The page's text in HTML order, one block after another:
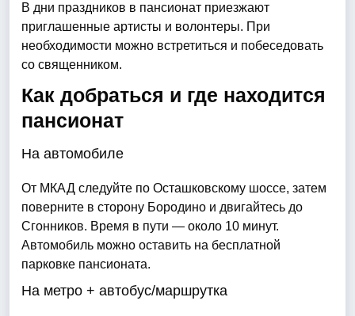
В дни праздников в пансионат приезжают
приглашенные артисты и волонтеры. При
необходимости можно встретиться и побеседовать
со священником.
Как добраться и где находится
пансионат
На автомобиле
От МКАД следуйте по Осташковскому шоссе, затем
поверните в сторону Бородино и двигайтесь до
Сгонников. Время в пути — около 10 минут.
Автомобиль можно оставить на бесплатной
парковке пансионата.
На метро + автобус/маршрутка